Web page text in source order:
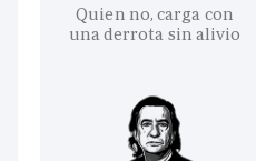
Quien no, carga con
una derrota sin alivio